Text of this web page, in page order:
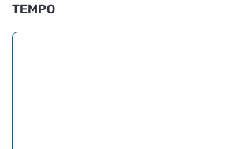
TEMPO